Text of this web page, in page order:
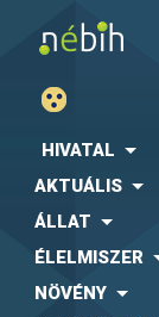
HIVATAL
AKTUÁLIS
ÁLLAT
ÉLELMISZER
NÖVÉNY